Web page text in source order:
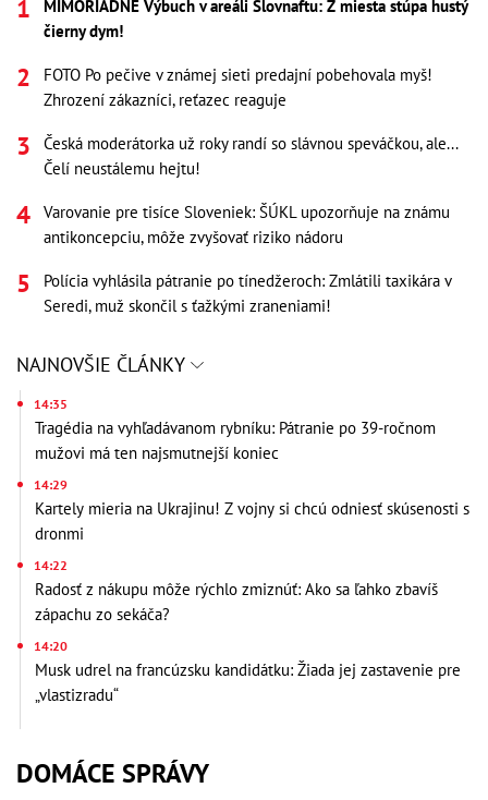
MIMORIADNE Výbuch v areáli Slovnaftu: Z miesta stúpa hustý
čierny dym!
FOTO Po pečive v známej sieti predajní pobehovala myš!
Zhrození zákazníci, reťazec reaguje
Česká moderátorka už roky randí so slávnou speváčkou, ale...
Čelí neustálemu hejtu!
Varovanie pre tisíce Sloveniek: ŠÚKL upozorňuje na známu
antikoncepciu, môže zvyšovať riziko nádoru
Polícia vyhlásila pátranie po tínedžeroch: Zmlátili taxikára v
Seredi, muž skončil s ťažkými zraneniami!
NAJNOVŠIE ČLÁNKY
14:35
Tragédia na vyhľadávanom rybníku: Pátranie po 39-ročnom
mužovi má ten najsmutnejší koniec
14:29
Kartely mieria na Ukrajinu! Z vojny si chcú odniesť skúsenosti s
dronmi
14:22
Radosť z nákupu môže rýchlo zmiznúť: Ako sa ľahko zbavíš
zápachu zo sekáča?
14:20
Musk udrel na francúzsku kandidátku: Žiada jej zastavenie pre
„vlastizradu“
DOMÁCE SPRÁVY